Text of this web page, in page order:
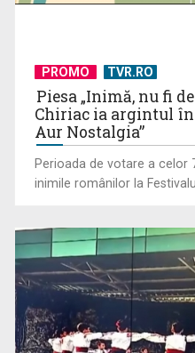
PROMO TVR.RO
Piesa „Inimă, nu fi
Chiriac ia argintul în
Aur Nostalgia”
Perioada de votare a celor
inimile românilor la